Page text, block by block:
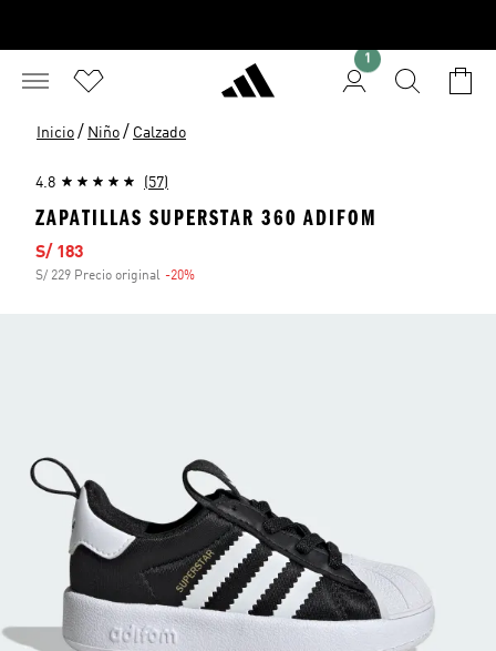
1
Inicio / Niño / Calzado
4.8 (57)
ZAPATILLAS SUPERSTAR 360 ADIFOM
Precio de venta
S/ 183
S/ 229 Precio original -20%